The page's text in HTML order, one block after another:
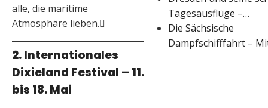
alle, die maritime
Atmosphäre lieben.
2. Internationales
Dixieland Festival – 11.
bis 18. Mai
Tagesausflüge –…
Die Sächsische
Dampfschifffahrt –